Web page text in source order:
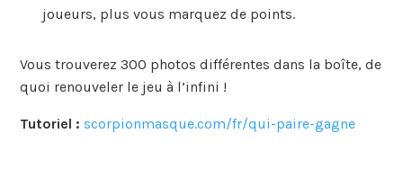
joueurs, plus vous marquez de points.
Vous trouverez 300 photos différentes dans la boîte, de
quoi renouveler le jeu à l’infini !
Tutoriel : scorpionmasque.com/fr/qui-paire-gagne